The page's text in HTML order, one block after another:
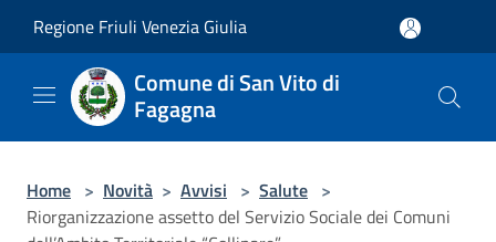
Regione Friuli Venezia Giulia
Comune di San Vito di
Fagagna
Home > Novità > Avvisi > Salute >
Riorganizzazione assetto del Servizio Sociale dei Comuni